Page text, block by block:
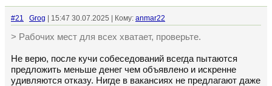
#21 Grog | 15:47 30.07.2025 | Кому: anmar22
> Рабочих мест для всех хватает, проверьте.
Не верю, после кучи собеседований всегда пытаются
предложить меньше денег чем объявлено и искренне
удивляются отказу. Нигде в вакансиях не предлагают даже